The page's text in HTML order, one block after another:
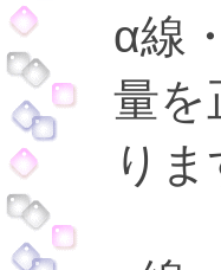
α線
量を
りま